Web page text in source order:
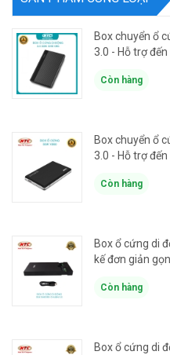
Box chuyển ổ
3.0 - Hỗ trợ
Còn hàng
Box chuyển ổ
3.0 - Hỗ trợ
Còn hàng
Box ổ cứng di
kế đơn giản
Còn hàng
Box ổ cứng di